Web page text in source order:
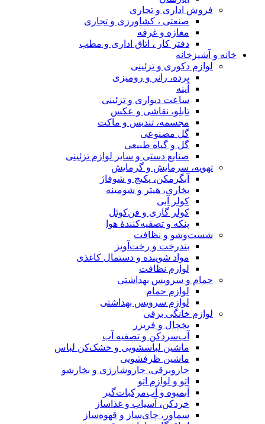
فروش اداری و تجاری
صنعتی ، کشاورزی و تجاری
مغازه و غرفه
دفتر کار ، اتاق اداری و مطب
خانه و آشپزخانه
لوازم دکوری و تزئینی
پرده، رانر و رومیزی
آینه
ساعت دیواری و تزئینی
تابلو، نقاشی و عکس
مجسمه، تندیس و ماکت
گل مصنوعی
گل و گیاه طبیعی
صنایع دستی و سایر لوازم تزئینی
تهویه، سرمایش و گرمایش
آبگرمکن، پکیج و شوفاژ
بخاری، هیتر و شومینه
کولر آبی
کولر گازی و فن‌کوئل
پنکه و تصفیه‌کنندهٔ هوا
شست‌وشو و نظافت
بندرخت و رخت‌آویز
مواد شوینده و دستمال کاغذی
لوازم نظافت
حمام و سرویس بهداشتی
لوازم حمام
لوازم سرویس بهداشتی
لوازم خانگی برقی
یخچال و فریزر
آب‌سردکن و تصفیه آب
ماشین لباسشویی و خشک‌کن لباس
ماشین ظرفشویی
جاروبرقی، جاروشارژی و بخارشو
اتو و لوازم اتو
آبمیوه و آب‌مرکبات‌گیر
خردکن، آسیاب و غذاساز
سماور، چای‌ساز و قهوه‌ساز